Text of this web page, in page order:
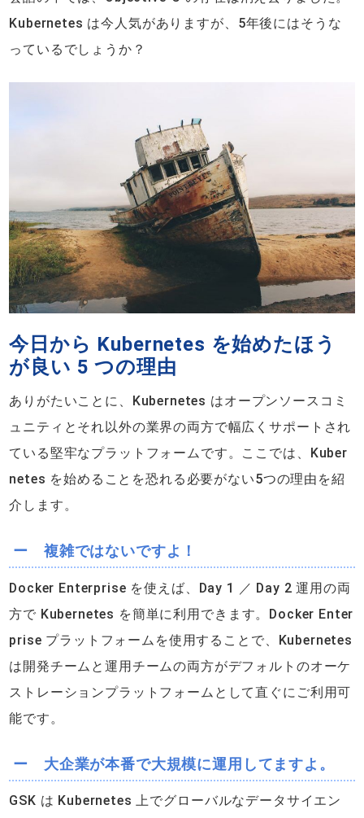
Kubernetes は今人気がありますが、5年後にはそうな
っているでしょうか？
今日から Kubernetes を始めたほう
が良い 5 つの理由
ありがたいことに、Kubernetes はオープンソースコミ
ュニティとそれ以外の業界の両方で幅広くサポートされ
ている堅牢なプラットフォームです。ここでは、Kuber
netes を始めることを恐れる必要がない5つの理由を紹
介します。
ー 複雑ではないですよ！
Docker Enterprise を使えば、Day 1 ／ Day 2 運用の両
方で Kubernetes を簡単に利用できます。Docker Enter
prise プラットフォームを使用することで、Kubernetes
は開発チームと運用チームの両方がデフォルトのオーケ
ストレーションプラットフォームとして直ぐにご利用可
能です。
ー 大企業が本番で大規模に運用してますよ。
GSK は Kubernetes 上でグローバルなデータサイエン